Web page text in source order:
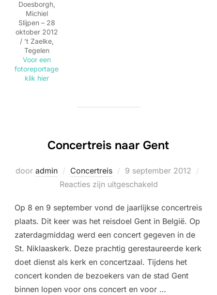
Doesborgh,
Michiel
Slijpen – 28
oktober 2012
/ ’t Zaelke,
Tegelen
Voor een
fotoreportage
klik hier
Concertreis naar Gent
door admin Concertreis
Geplaatst
op
9 september 2012
Reacties zijn uitgeschakeld
Op 8 en 9 september vond de jaarlijkse concertreis
plaats. Dit keer was het reisdoel Gent in België. Op
zaterdagmiddag werd een concert gegeven in de
St. Niklaaskerk. Deze prachtig gerestaureerde kerk
doet dienst als kerk en concertzaal. Tijdens het
concert konden de bezoekers van de stad Gent
binnen lopen voor ons concert en voor …